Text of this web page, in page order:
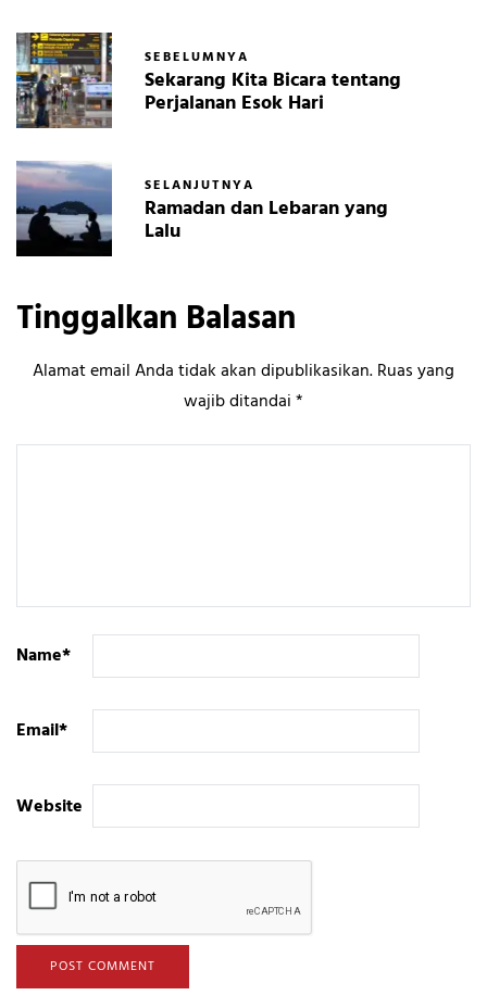
SEBELUMNYA
Sekarang Kita Bicara tentang
Perjalanan Esok Hari
SELANJUTNYA
Ramadan dan Lebaran yang
Lalu
Tinggalkan Balasan
Alamat email Anda tidak akan dipublikasikan.Ruas yang
wajib ditandai*
Name*
Email*
Website